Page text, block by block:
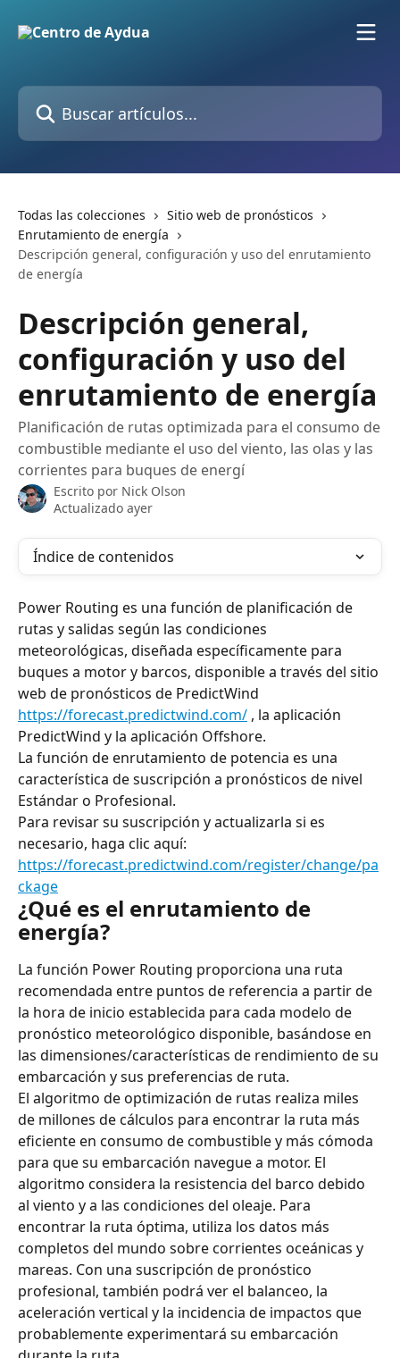
Buscar artículos...
Todas las colecciones
Sitio web de pronósticos
Enrutamiento de energía
Descripción general, configuración y uso del enrutamiento
de energía
Descripción general,
configuración y uso del
enrutamiento de energía
Planificación de rutas optimizada para el consumo de
combustible mediante el uso del viento, las olas y las
corrientes para buques de energí
Escrito por Nick Olson
Actualizado ayer
Índice de contenidos
Power Routing es una función de planificación de
rutas y salidas según las condiciones
meteorológicas, diseñada específicamente para
buques a motor y barcos, disponible a través del sitio
web de pronósticos de PredictWind
https://forecast.predictwind.com/ , la aplicación
PredictWind y la aplicación Offshore.
La función de enrutamiento de potencia es una
característica de suscripción a pronósticos de nivel
Estándar o Profesional.
Para revisar su suscripción y actualizarla si es
necesario, haga clic aquí:
https://forecast.predictwind.com/register/change/pa
ckage
¿Qué es el enrutamiento de
energía?
La función Power Routing proporciona una ruta
recomendada entre puntos de referencia a partir de
la hora de inicio establecida para cada modelo de
pronóstico meteorológico disponible, basándose en
las dimensiones/características de rendimiento de su
embarcación y sus preferencias de ruta.
El algoritmo de optimización de rutas realiza miles
de millones de cálculos para encontrar la ruta más
eficiente en consumo de combustible y más cómoda
para que su embarcación navegue a motor. El
algoritmo considera la resistencia del barco debido
al viento y a las condiciones del oleaje. Para
encontrar la ruta óptima, utiliza los datos más
completos del mundo sobre corrientes oceánicas y
mareas. Con una suscripción de pronóstico
profesional, también podrá ver el balanceo, la
aceleración vertical y la incidencia de impactos que
probablemente experimentará su embarcación